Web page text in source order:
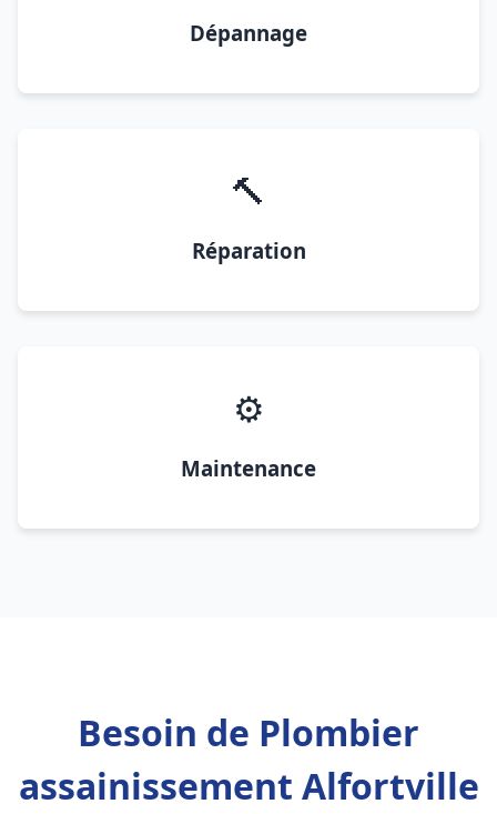
Dépannage
🔨
Réparation
⚙️
Maintenance
Besoin de Plombier
assainissement Alfortville